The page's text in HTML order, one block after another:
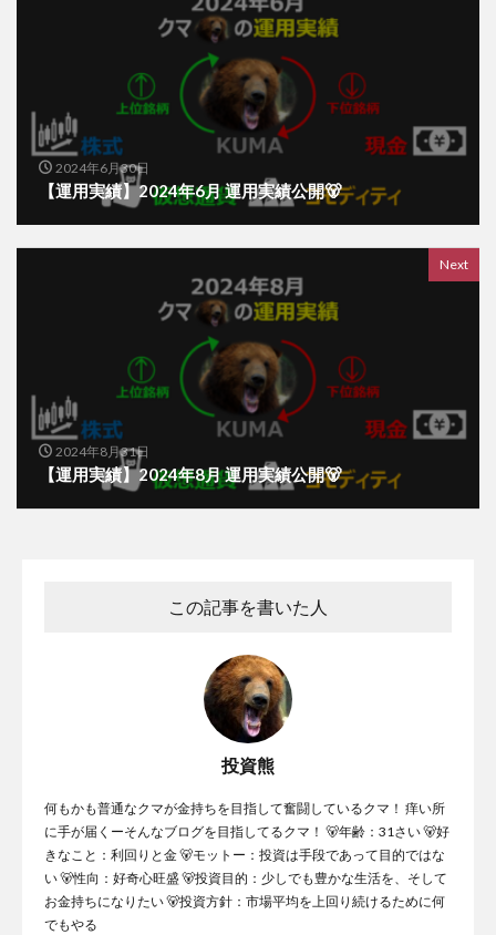
2024年6月30日
【運用実績】2024年6月 運用実績公開🐻
Next
2024年8月31日
【運用実績】2024年8月 運用実績公開🐻
この記事を書いた人
投資熊
何もかも普通なクマが金持ちを目指して奮闘しているクマ！ 痒い所
に手が届くーそんなブログを目指してるクマ！ 🐻年齢：31さい 🐻好
きなこと：利回りと金 🐻モットー：投資は手段であって目的ではな
い 🐻性向：好奇心旺盛 🐻投資目的：少しでも豊かな生活を、そして
お金持ちになりたい 🐻投資方針：市場平均を上回り続けるために何
でもやる